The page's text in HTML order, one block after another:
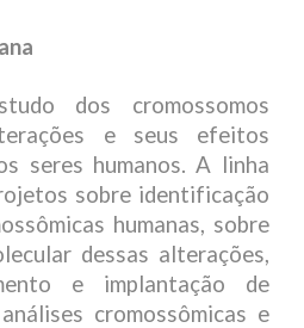
dos cromossomos
e seus efeitos
seres humanos. A linha
sobre identificação
humanas, sobre
dessas alterações,
e implantação de
cromossômicas e